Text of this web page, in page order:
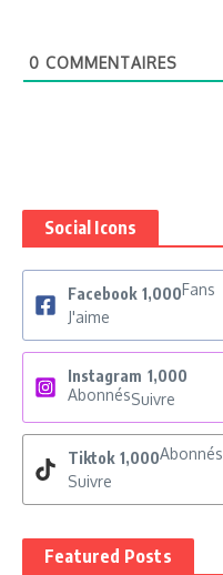
0 COMMENTAIRES
Social Icons
Facebook 1,000Fans
J'aime
Instagram 1,000
AbonnésSuivre
Tiktok 1,000Abonnés
Suivre
Featured Posts